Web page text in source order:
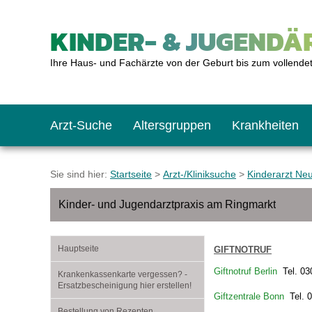
KINDER- &
Ihre Haus- und Fachärzte von der Geburt bis zum
Arzt-Suche Altersgruppen
Das erste Jahr
Krankheiten
Baby: U1 bis U6
Impfkalender
Notrufnummern
Notdienste
BMI-Rechner
Sie sind hier: Startseite > Arzt-/Kliniksuche > Kinderarzt
Kinder- und Jugendarztpraxis am Ringmarkt
Hauptseite
Krankenkassenkarte vergessen? -
Ersatzbescheinigung hier erstellen!
GIFTNOTRUF
Giftnotruf Berlin Tel.
Giftzentrale Bonn Tel.